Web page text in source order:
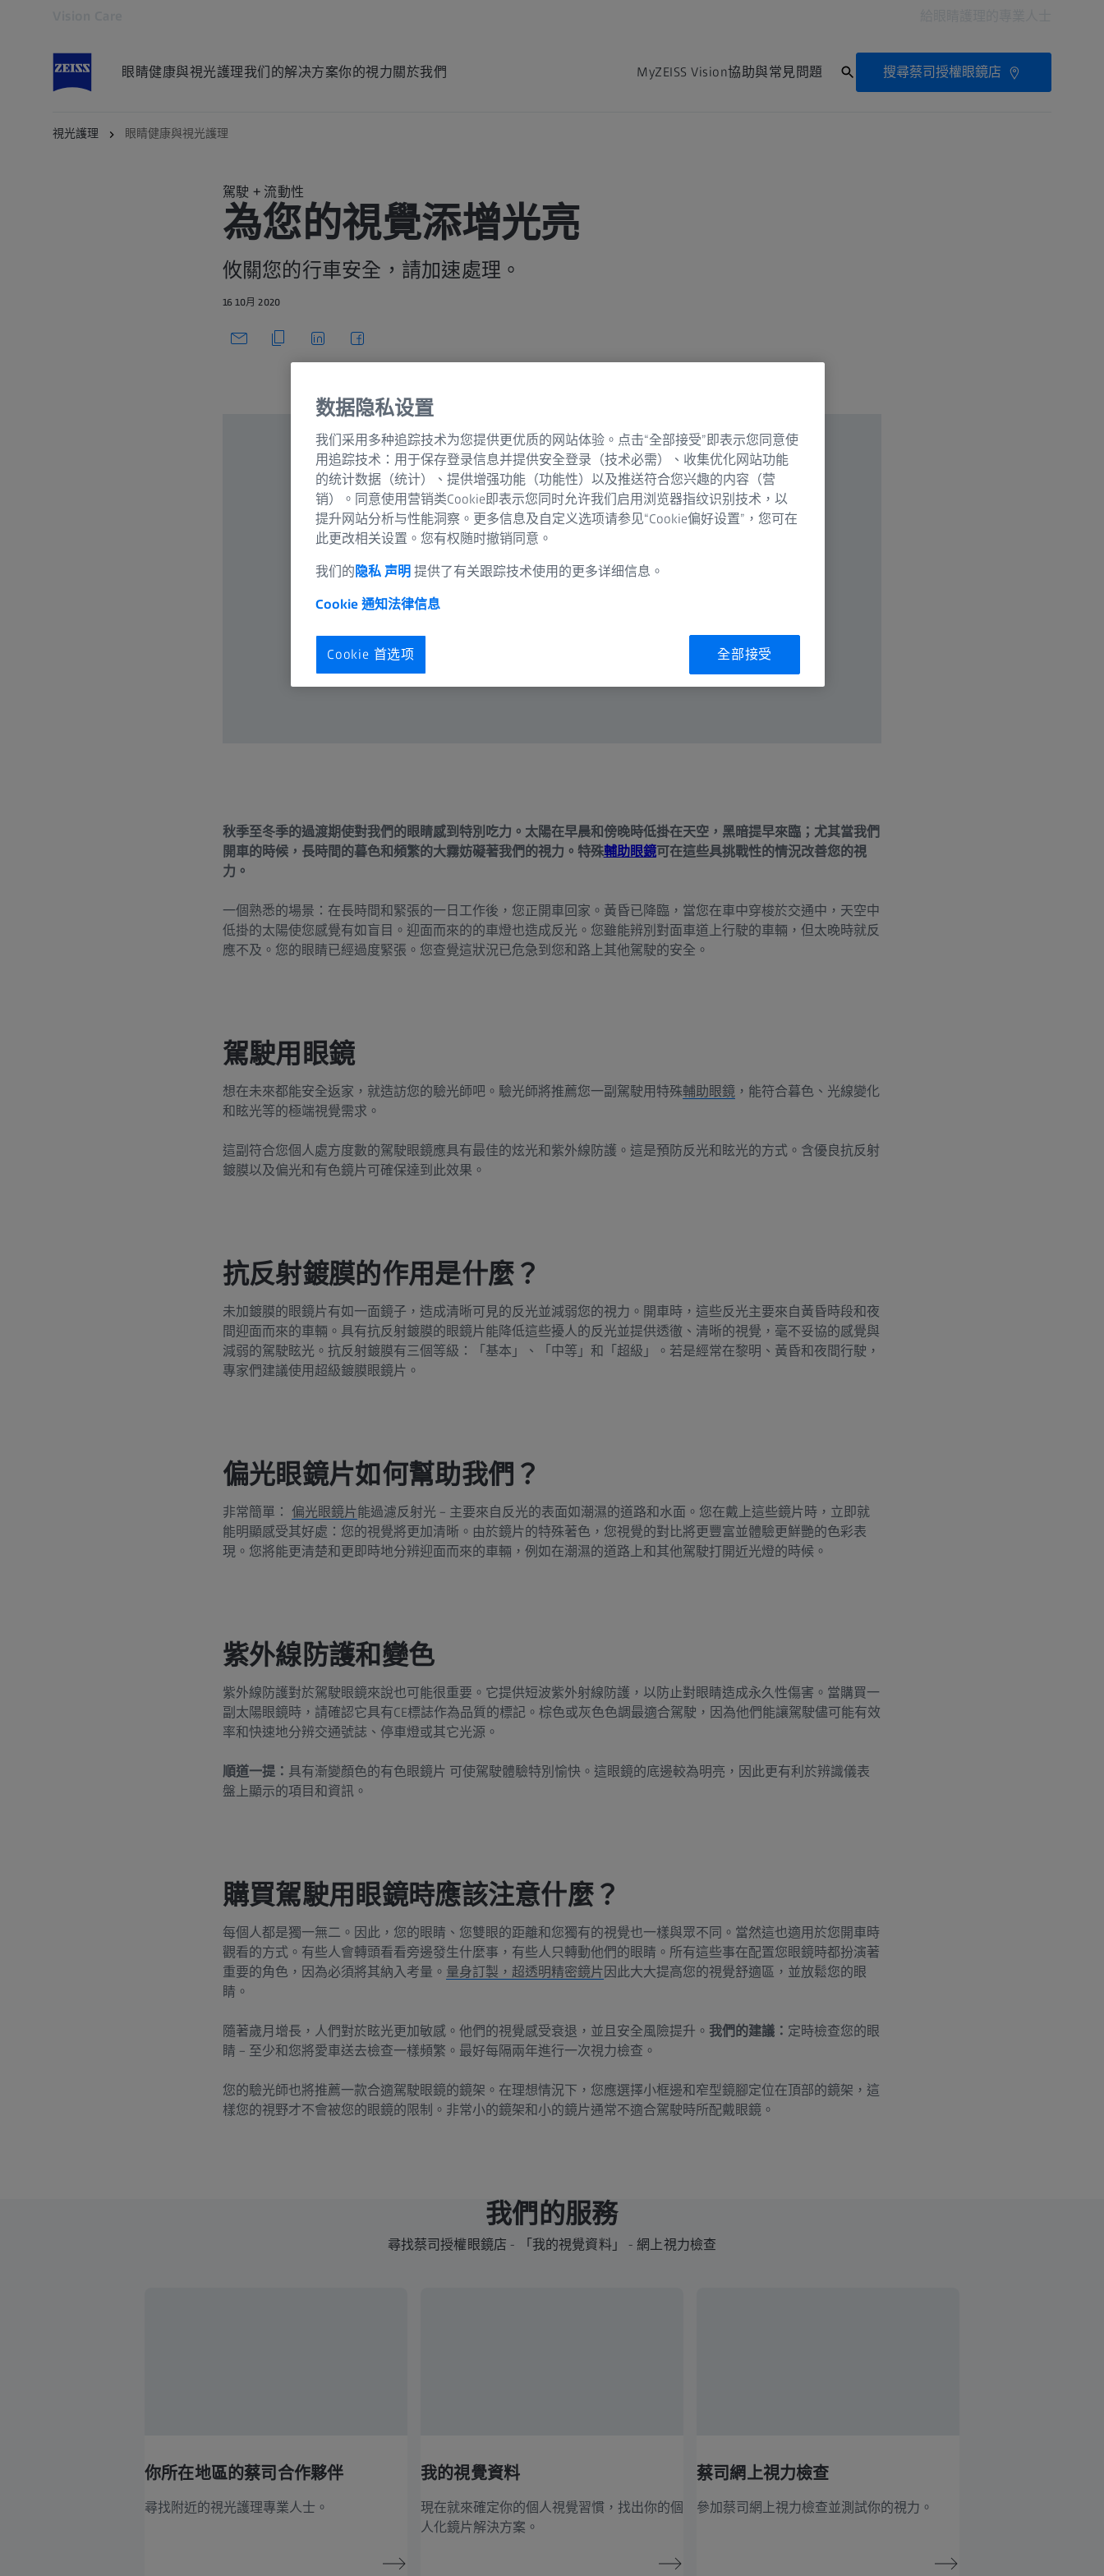
眼睛健康與視光護理我们的解决方案你的視力關於我們 MyZEISS Vision協助與常見問題 搜尋蔡司授權眼鏡店
視光護理 眼睛健康與視光護理
駕駛 + 流動性
為您的視覺添增光亮
攸關您的行車安全，請加速處理。
16 10月 2020
秋季至冬季的過渡期使對我們的眼睛感到特別吃力。太陽在早晨和傍晚時低掛在天空，黑暗提早來臨；尤其當我們
開車的時候，長時間的暮色和頻繁的大霧妨礙著我們的視力。特殊輔助眼鏡可在這些具挑戰性的情況改善您的視
力。
一個熟悉的場景：在長時間和緊張的一日工作後，您正開車回家。黃昏已降臨，當您在車中穿梭於交通中，天空中
低掛的太陽使您感覺有如盲目。迎面而來的的車燈也造成反光。您雖能辨別對面車道上行駛的車輛，但太晚時就反
應不及。您的眼睛已經過度緊張。您查覺這狀況已危急到您和路上其他駕駛的安全。
駕駛用眼鏡
想在未來都能安全返家，就造訪您的驗光師吧。驗光師將推薦您一副駕駛用特殊輔助眼鏡，能符合暮色、光線變化
和眩光等的極端視覺需求。
這副符合您個人處方度數的駕駛眼鏡應具有最佳的炫光和紫外線防護。這是預防反光和眩光的方式。含優良抗反射
鍍膜以及偏光和有色鏡片可確保達到此效果。
抗反射鍍膜的作用是什麼？
未加鍍膜的眼鏡片有如一面鏡子，造成清晰可見的反光並減弱您的視力。開車時，這些反光主要來自黃昏時段和夜
間迎面而來的車輛。具有抗反射鍍膜的眼鏡片能降低這些擾人的反光並提供透徹、清晰的視覺，毫不妥協的感覺與
減弱的駕駛眩光。抗反射鍍膜有三個等級：「基本」、「中等」和「超級」。若是經常在黎明、黃昏和夜間行駛，
專家們建議使用超級鍍膜眼鏡片。
偏光眼鏡片如何幫助我們？
非常簡單： 偏光眼鏡片能過濾反射光 – 主要來自反光的表面如潮濕的道路和水面。您在戴上這些鏡片時，立即就
能明顯感受其好處：您的視覺將更加清晰。由於鏡片的特殊著色，您視覺的對比將更豐富並體驗更鮮艷的色彩表
現。您將能更清楚和更即時地分辨迎面而來的車輛，例如在潮濕的道路上和其他駕駛打開近光燈的時候。
紫外線防護和變色
紫外線防護對於駕駛眼鏡來說也可能很重要。它提供短波紫外射線防護，以防止對眼睛造成永久性傷害。當購買一
副太陽眼鏡時，請確認它具有CE標誌作為品質的標記。棕色或灰色色調最適合駕駛，因為他們能讓駕駛儘可能有效
率和快速地分辨交通號誌、停車燈或其它光源。
順道一提： 具有漸變顏色的有色眼鏡片 可使駕駛體驗特別愉快。這眼鏡的底邊較為明亮，因此更有利於辨識儀表
盤上顯示的項目和資訊。
購買駕駛用眼鏡時應該注意什麼？
每個人都是獨一無二。因此，您的眼睛、您雙眼的距離和您獨有的視覺也一樣與眾不同。當然這也適用於您開車時
觀看的方式。有些人會轉頭看看旁邊發生什麼事，有些人只轉動他們的眼睛。所有這些事在配置您眼鏡時都扮演著
重要的角色，因為必須將其納入考量。 量身訂製，超透明精密鏡片 因此大大提高您的視覺舒適區，並放鬆您的眼
睛。
隨著歲月增長，人們對於眩光更加敏感。他們的視覺感受衰退，並且安全風險提升。 我們的建議： 定時檢查您的眼
睛 – 至少和您將愛車送去檢查一樣頻繁。最好每隔兩年進行一次視力檢查。
您的驗光師也將推薦一款合適駕駛眼鏡的鏡架。在理想情況下，您應選擇小框邊和窄型鏡腳定位在頂部的鏡架，這
樣您的視野才不會被您的眼鏡的限制。非常小的鏡架和小的鏡片通常不適合駕駛時所配戴眼鏡。
我們的服務
尋找蔡司授權眼鏡店 - 「我的視覺資料」 - 網上視力檢查
你所在地區的蔡司合作夥伴
尋找附近的視光護理專業人士。
我的視覺資料
現在就來確定你的個人視覺習慣，找出你的個
人化鏡片解決方案。
蔡司網上視力檢查
參加蔡司網上視力檢查並測試你的視力。
数据隐私设置
我们采用多种追踪技术为您提供更优质的网站体验。点击“全部接受”即表示您同意使
用追踪技术：用于保存登录信息并提供安全登录（技术必需）、收集优化网站功能
的统计数据（统计）、提供增强功能（功能性）以及推送符合您兴趣的内容（营
销）。同意使用营销类Cookie即表示您同时允许我们启用浏览器指纹识别技术，以
提升网站分析与性能洞察。更多信息及自定义选项请参见“Cookie偏好设置”，您可在
此更改相关设置。您有权随时撤销同意。
我们的 隐私 声明 提供了有关跟踪技术使用的更多详细信息。
Cookie 通知法律信息
Cookie 首选项 全部接受